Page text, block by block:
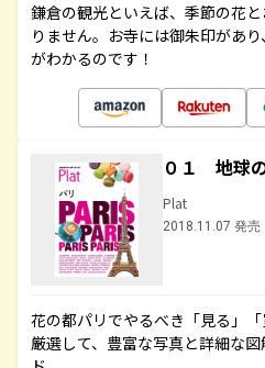
鎌倉の観光といえば、季節の花
りません。お寺には御朱印があ
がわかるのです！
０１ 地球
Plat
2018.11.07 発売
花の都パリでやるべき「見る」
厳選して、豊富な写真と詳細な